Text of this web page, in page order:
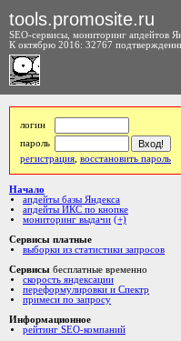
tools.promosite.ru
SEO-сервисы, мониторинг апдейтов
К октябрю 2016: 32767
логин
пароль
регистрация восстановить пароль
Начало
апдейты базы Яндекса
апдейты ИКС по кнопке
мониторинг выдачи (+)
Сервисы платные
выборки из статистики запросов
Сервисы бесплатные временно
скорость яндексации
переформулировки и Спектр
примеси по запросу
Информационное
рейтинг SEO-компаний